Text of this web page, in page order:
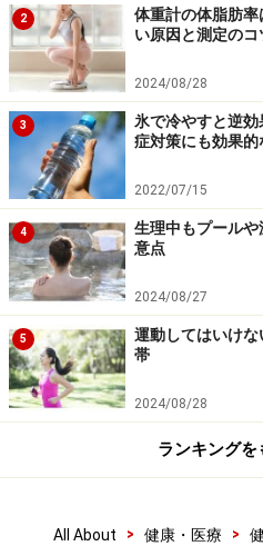
初心者の方はバランスボー
ん。座ってみると実感できる
とるために体幹部を始め、
スルと呼ばれる小さな筋肉群
トレッチポール同様、姿勢
います。椅子代わりに使っ
効果が期待できるので、運
ッズです。風船とは違い、バ
てエクササイズをするために
然破裂するようなことはあ
てくださいね。
不安定クッション
で、体幹トレーニン
2
体重計の体脂肪
い原因と測定のコ
2024/08/28
3
氷で冷やすと逆
症対策にも効果的
2022/07/15
4
生理中もプール
意点
2024/08/27
5
運動してはいけ
帯
2024/08/28
ランキングを
All About > 健康・医療 >